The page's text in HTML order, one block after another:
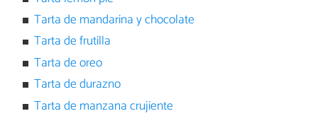
Tarta de mandarina y chocolate
Tarta de frutilla
Tarta de oreo
Tarta de durazno
Tarta de manzana crujiente